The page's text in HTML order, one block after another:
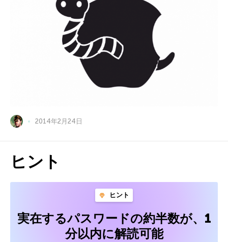
2014年2月24日
ヒント
ヒント
実在するパスワードの約半数が、1
分以内に解読可能